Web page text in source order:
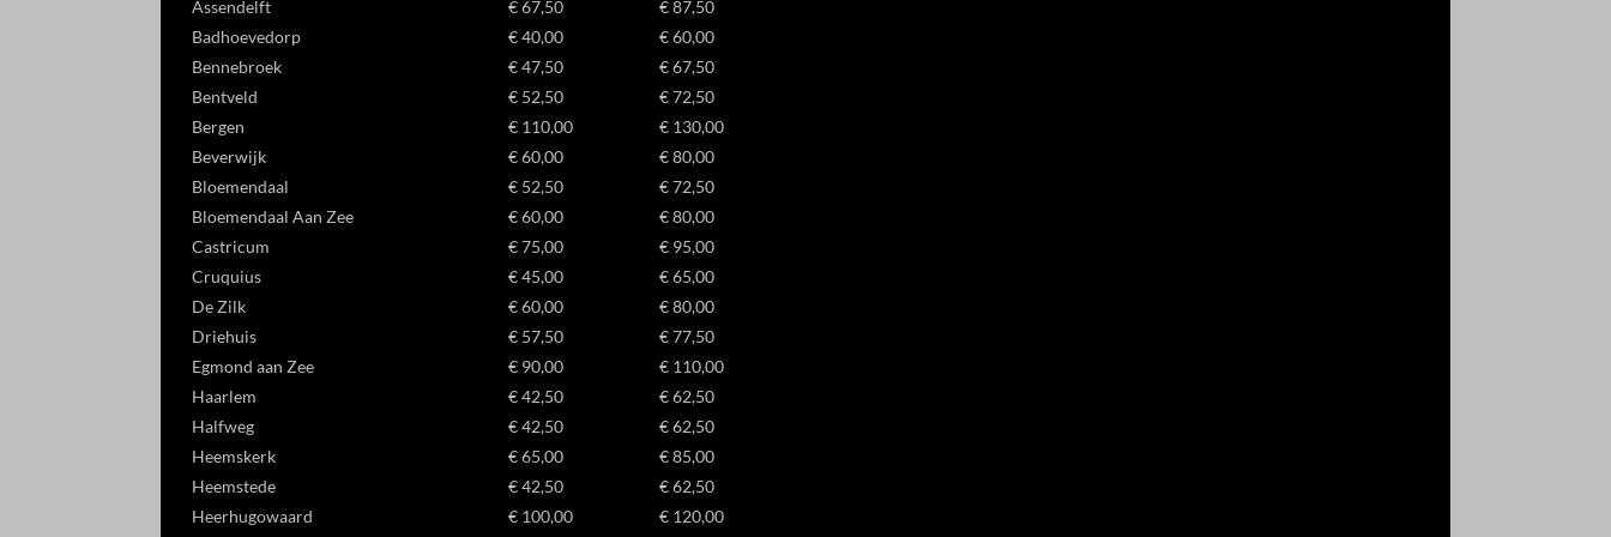
Assendelft
€ 67,50
€ 87,50
Badhoevedorp
€ 40,00
€ 60,00
Bennebroek
€ 47,50
€ 67,50
Bentveld
€ 52,50
€ 72,50
Bergen
€ 110,00
€ 130,00
Beverwijk
€ 60,00
€ 80,00
Bloemendaal
€ 52,50
€ 72,50
Bloemendaal Aan Zee
€ 60,00
€ 80,00
Castricum
€ 75,00
€ 95,00
Cruquius
€ 45,00
€ 65,00
De Zilk
€ 60,00
€ 80,00
Driehuis
€ 57,50
€ 77,50
Egmond aan Zee
€ 90,00
€ 110,00
Haarlem
€ 42,50
€ 62,50
Halfweg
€ 42,50
€ 62,50
Heemskerk
€ 65,00
€ 85,00
Heemstede
€ 42,50
€ 62,50
Heerhugowaard
€ 100,00
€ 120,00